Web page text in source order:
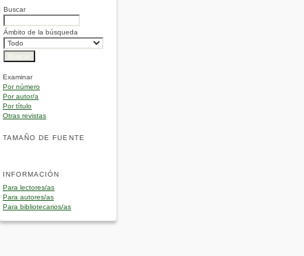
Buscar
Ámbito de la búsqueda
Examinar
Por número
Por autor/a
Por título
Otras revistas
TAMAÑO DE FUENTE
INFORMACIÓN
Para lectores/as
Para autores/as
Para bibliotecarios/as